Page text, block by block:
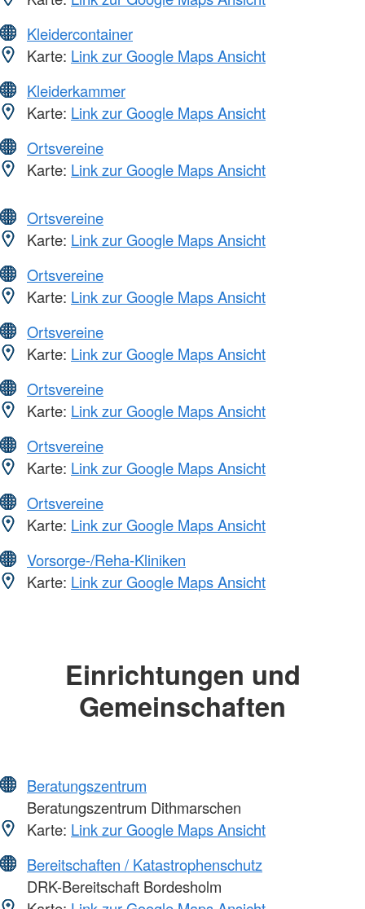
Kleidercontainer
Karte: Link zur Google Maps Ansicht
Kleiderkammer
Karte: Link zur Google Maps Ansicht
Ortsvereine
Karte: Link zur Google Maps Ansicht
Ortsvereine
Karte: Link zur Google Maps Ansicht
Ortsvereine
Karte: Link zur Google Maps Ansicht
Ortsvereine
Karte: Link zur Google Maps Ansicht
Ortsvereine
Karte: Link zur Google Maps Ansicht
Ortsvereine
Karte: Link zur Google Maps Ansicht
Ortsvereine
Karte: Link zur Google Maps Ansicht
Vorsorge-/Reha-Kliniken
Karte: Link zur Google Maps Ansicht
Einrichtungen und
Gemeinschaften
Beratungszentrum
Beratungszentrum Dithmarschen
Karte: Link zur Google Maps Ansicht
Bereitschaften / Katastrophenschutz
DRK-Bereitschaft Bordesholm